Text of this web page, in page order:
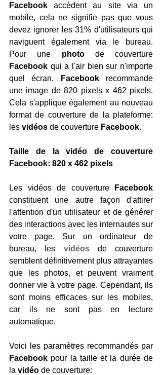
Facebook accèdent au site via un
mobile, cela ne signifie pas que vous
devez ignorer les 31% d'utilisateurs qui
naviguent également via le bureau.
Pour une photo
Facebook qui a l'air bien sur n'importe
quel écran,
Facebook recommande
une image de 820 pixels x 462 pixels.
Cela s'applique également au nouveau
format de couverture de la plateforme:
les vidéos de couverture Facebook.
Taille de la vidéo de couverture
Facebook: 820 x 462 pixels
Les vidéos de couverture
constituent une autre façon d'attirer
l'attention d'un utilisateur et de générer
des interactions avec les internautes sur
votre page. Sur un ordinateur de
bureau, les vidéos
de couverture
semblent définitivement plus attrayantes
que les photos, et peuvent vraiment
donner vie à votre page. Cependant, ils
sont moins efficaces sur les mobiles,
car ils ne sont pas en lecture
automatique.
Facebook pour la taille et la durée de
la vidéo de couverture: